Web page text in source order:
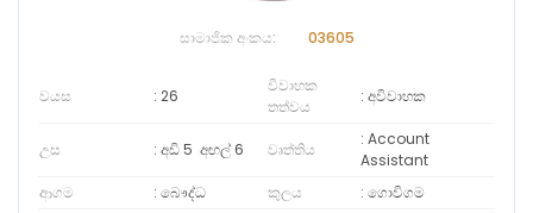
සාමාජික අංකය: 03605
වයස 26
විවාහක
තත්වය
අවිවාහක
උස අඩි 5 අඟල් 6 වෘත්තිය
Account
Assistant
ආගම
බෞද්ධ කුලය
ගොවිගම